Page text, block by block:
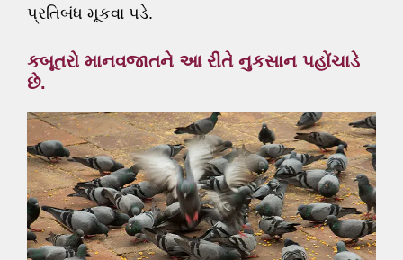
પ્રતિબંધ મૂકવા પડે.
કબૂતરો માનવજાતને આ રીતે નુકસાન પહોંચાડે
છે.